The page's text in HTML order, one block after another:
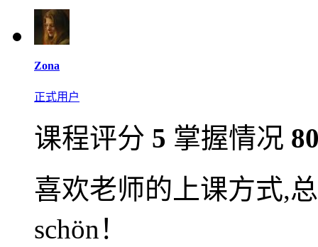
Zona
正式用户
课程评分 5 掌握情况
喜欢老师的上课方式,
schön！